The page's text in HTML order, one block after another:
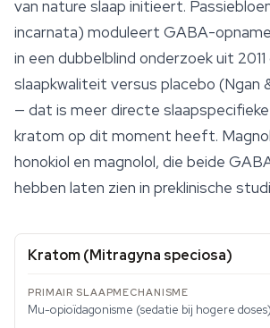
van nature slaap initieert.
incarnata) moduleert GABA-
in een dubbelblind onderzoek uit
slaapkwaliteit versus placebo (Ngan
— dat is meer directe
kratom op dit moment heeft.
honokiol en magnolol, die beide
hebben laten zien in preklinische
Kratom (Mitragyna speciosa)
Mu-opioïdagonisme (sedatie bij hogere doses)